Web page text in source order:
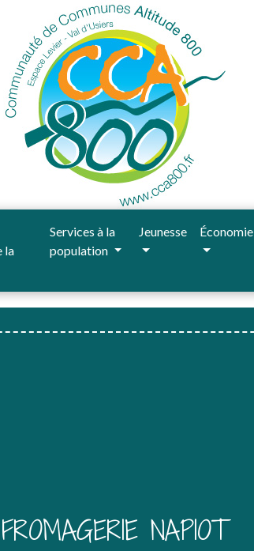
la
Services à la
population
Jeunesse Économie
FROMAGERIE NAPIOT